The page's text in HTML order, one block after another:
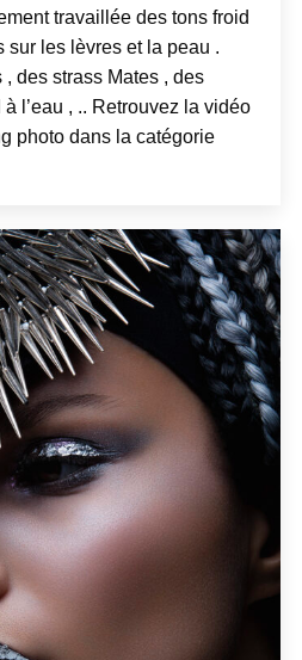
travaillée des tons froid
sur les lèvres et la peau .
, des strass Mates , des
l’eau , .. Retrouvez la vidéo
photo dans la catégorie